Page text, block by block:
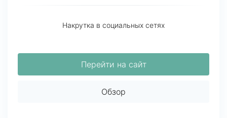
Накрутка в социальных сетях
Перейти на сайт
Обзор